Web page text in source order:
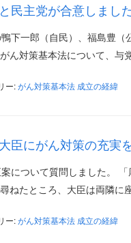
民主党が合意しまし
下一郎（自民）、福島豊（
ん対策基本法について、
ー:がん対策基本法 成立の経緯
臣にがん対策の充実
について質問しました。
ねたところ、大臣は両隣
ー:がん対策基本法 成立の経緯